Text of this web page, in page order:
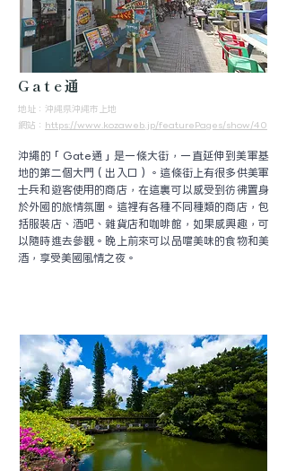
Gate通
地址： 沖縄県沖縄市上地
​網站： https://www.kozaweb.jp/featurePages/show/40
沖繩的「Gate通」是一條大街，一直延伸到美軍基
地的第二個大門（出入口）。這條街上有很多供美軍
士兵和遊客使用的商店，在這裏可以感受到彷彿置身
於外國的旅情氛圍。這裡有各種不同種類的商店，包
括服裝店、酒吧、雜貨店和咖啡館，如果感興趣，可
以隨時進去參觀。晚上前來可以品嚐美味的食物和美
酒，享受美國風情之夜。